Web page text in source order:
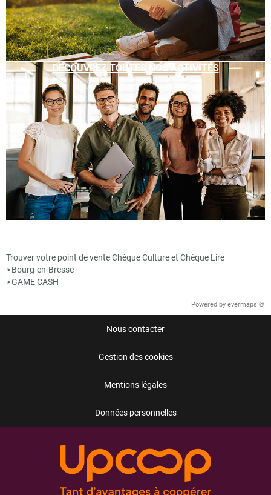
DÉCOUVREZ TOUTES NOS ACTIVITÉS
Trouver votre point de vente Chèque Culture et Chèque Lire
> Bourg-en-Bresse
>GAME CASH
Powered by evermaps ©
Nous contacter
Gestion des cookies
Mentions légales
Données personnelles